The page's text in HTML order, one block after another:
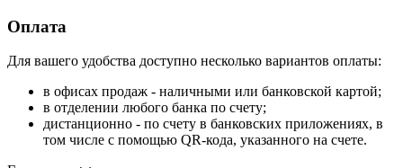
Оплата
Для вашего удобства доступно несколько вариантов оплаты:
в офисах продаж - наличными или банковской картой;
в отделении любого банка по счету;
дистанционно - по счету в банковских приложениях, в
том числе с помощью QR-кода, указанного на счете.